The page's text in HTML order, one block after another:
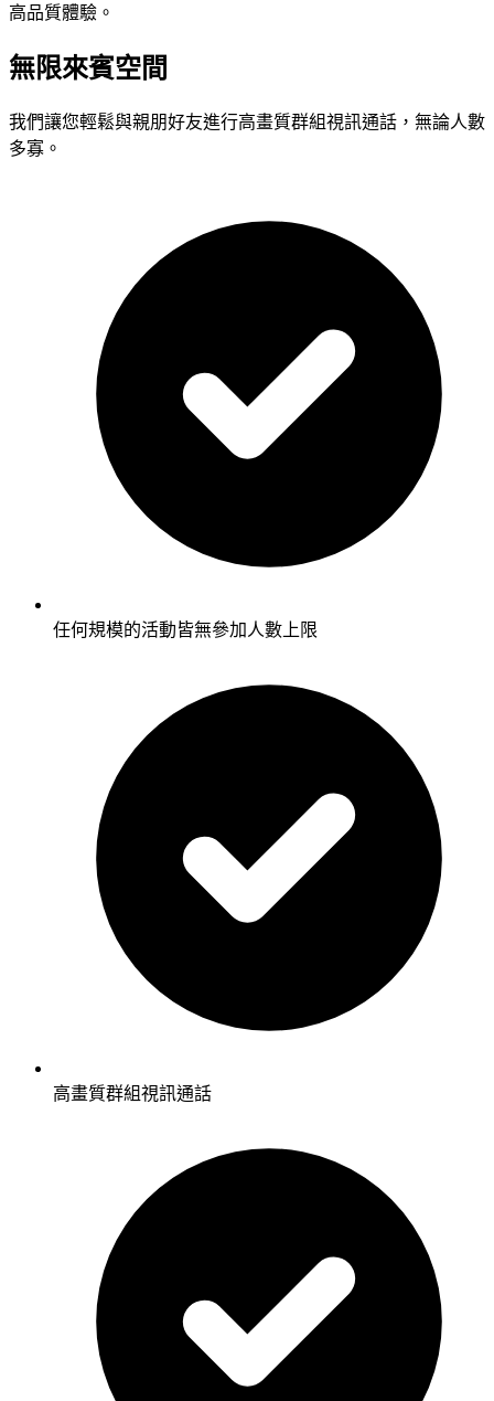
高品質體驗。
無限來賓空間
我們讓您輕鬆與親朋好友進行高畫質群組視訊通話，無論人數
多寡。
任何規模的活動皆無參加人數上限
高畫質群組視訊通話